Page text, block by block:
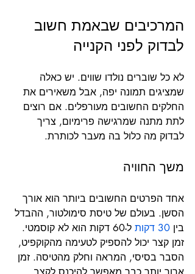
המרכיבים שבאמת חשוב
לבדוק לפני הקנייה
לא כל שוברים נולדו שווים. יש כאלה
שמציגים תמונה יפה, אבל משאירים את
החלקים החשובים מעורפלים. אם רוצים
לתת מתנה שמרגישה פרימיום, צריך
לבדוק מה כלול בה מעבר לכותרת.
משך החוויה
אחד הפרטים החשובים ביותר הוא אורך
הסשן. בעולם של טיסת סימולטור, ההבדל
בין 30 דקות
ל-60 דקות הוא לא קוסמטי.
זמן קצר יכול להספיק לטעימה מהקוקפיט,
הסבר בסיסי, המראה וחלק מהטיסה. זמן